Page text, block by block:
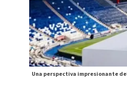
Una perspectiva impresionante